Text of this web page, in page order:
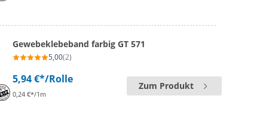
Gewebeklebeband farbig GT 571
5,00(2)
5,94 €*/Rolle
0,24 €*/1m
Zum Produkt